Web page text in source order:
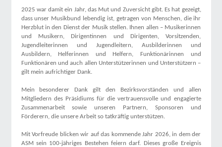
2025 war damit ein Jahr, das Mut und Zuversicht gibt. Es hat gezeigt,
dass unser Musikbund lebendig ist, getragen von Menschen, die ihr
Herzblut in den Dienst der Musik stellen. Ihnen allen – Musikerinnen
und Musikern, Dirigentinnen und Dirigenten, Vorsitzenden,
Jugendleiterinnen und Jugendleitern, Ausbilderinnen und
Ausbildern, Helferinnen und Helfern, Funktionärinnen und
Funktionären und auch allen Unterstützerinnen und Unterstützern –
gilt mein aufrichtiger Dank.
Mein besonderer Dank gilt den Bezirksvorständen und allen
Mitgliedern des Präsidiums für die vertrauensvolle und engagierte
Zusammenarbeit sowie unseren Partnern, Sponsoren und
Förderern, die unsere Arbeit so tatkräftig unterstützen.
Mit Vorfreude blicken wir auf das kommende Jahr 2026, in dem der
ASM sein 100-jähriges Bestehen feiern darf. Dieses große Ereignis